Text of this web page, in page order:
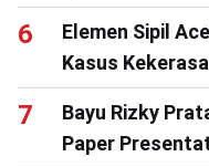
Elemen Sipil
Kasus
Bayu Rizky
Paper